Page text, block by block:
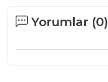
Yorumlar (0)